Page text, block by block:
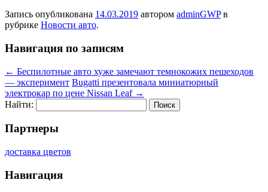
Запись опубликована 14.03.2019 автором adminGWPв
рубрике Новости авто.
Навигация по записям
← Беспилотные авто хуже замечают темнокожих пешеходов
— эксперимент Bugatti презентовала миниатюрный
электрокар по цене Nissan Leaf →
Найти:
Партнеры
доставка цветов
Навигация